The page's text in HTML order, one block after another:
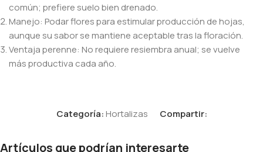
común; prefiere suelo bien drenado.
Manejo: Podar flores para estimular producción de hojas,
aunque su sabor se mantiene aceptable tras la floración.
Ventaja perenne: No requiere resiembra anual; se vuelve
más productiva cada año.
Categoría:Hortalizas Compartir:
Artículos que podrían interesarte